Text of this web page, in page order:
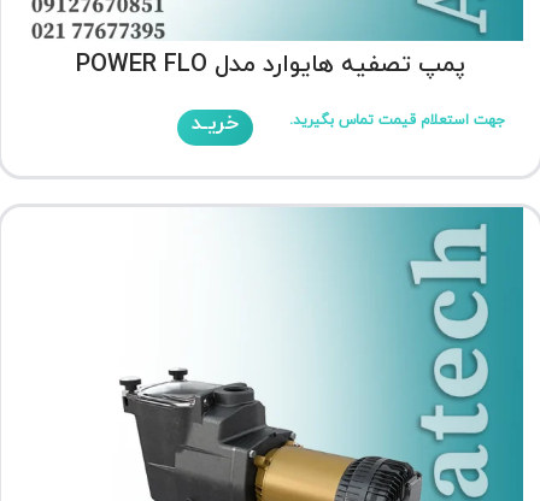
پمپ تصفیه هایوارد مدل POWER FLO
جهت استعلام قیمت تماس بگیرید. خریـد